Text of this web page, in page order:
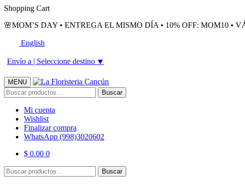
Skip
navigation
Skip
content
Shopping Cart
🌸MOM’S DAY • ENTREGA EL MISMO DÍA • 10% OFF: MOM10 •
English
Envío a | Seleccione destino ⯆
MENU
Buscar
por:
Buscar
Mi cuenta
Wishlist
Finalizar compra
WhatsApp (998)3020602
$ 0.00 0
Buscar
por:
Buscar